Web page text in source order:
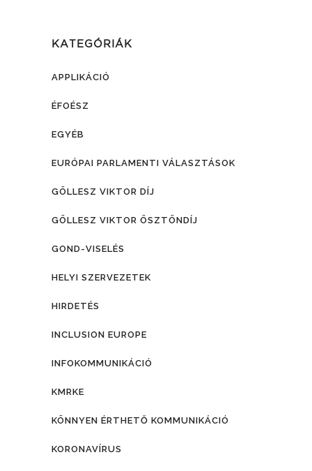
KATEGÓRIÁK
APPLIKÁCIÓ
ÉFOÉSZ
EGYÉB
EURÓPAI PARLAMENTI VÁLASZTÁSOK
GÖLLESZ VIKTOR DÍJ
GÖLLESZ VIKTOR ÖSZTÖNDÍJ
GOND-VISELÉS
HELYI SZERVEZETEK
HIRDETÉS
INCLUSION EUROPE
INFOKOMMUNIKÁCIÓ
KMRKE
KÖNNYEN ÉRTHETŐ KOMMUNIKÁCIÓ
KORONAVÍRUS